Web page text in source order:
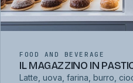
FOOD AND BEVERAGE
IL MAGAZZINO IN
Latte, uova, farina, burro,